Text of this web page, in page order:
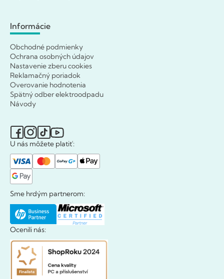
Informácie
Obchodné podmienky
Ochrana osobných údajov
Nastavenie zberu cookies
Reklamačný poriadok
Overovanie hodnotenia
Spätný odber elektroodpadu
Návody
U nás môžete platiť:
Sme hrdým partnerom:
Ocenili nás: